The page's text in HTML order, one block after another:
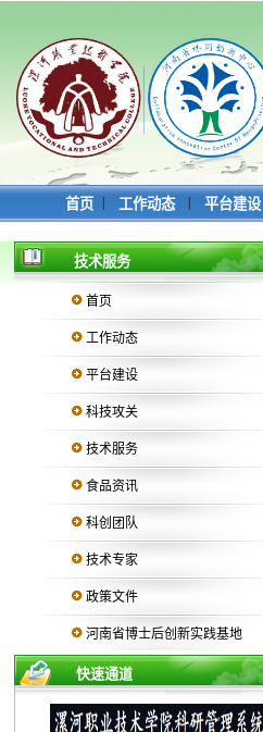
首页 工作动态 平台建设
技术服务
首页
工作动态
平台建设
科技攻关
技术服务
食品资讯
科创团队
技术专家
政策文件
河南省博士后创新实践基地
快速通道